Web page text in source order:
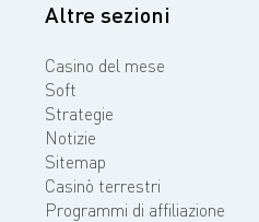
Altre sezioni
Casino del mese
Soft
Strategie
Notizie
Sitemap
Casinò terrestri
Programmi di affiliazione